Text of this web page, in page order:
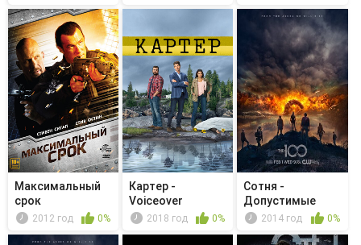
Максимальный
срок
2012 год 0%
Картер -
Voiceover
2018 год 0%
Сотня -
Допустимые
потери
2014 год 0%